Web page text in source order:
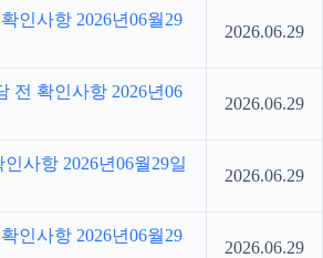
인사항 2026년06월29
2026.06.29
전 확인사항 2026년06
2026.06.29
사항 2026년06월29일
2026.06.29
인사항 2026년06월29
2026.06.29